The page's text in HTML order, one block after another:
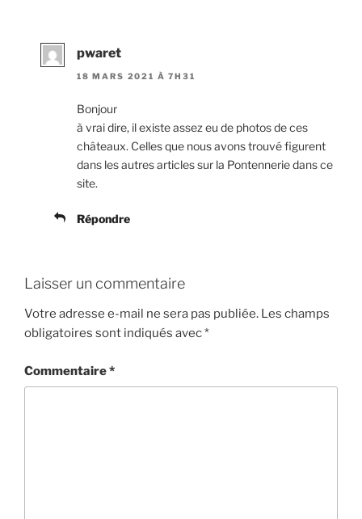
pwaret
18 MARS 2021 À 7H31
Bonjour
à vrai dire, il existe assez eu de photos de ces
châteaux. Celles que nous avons trouvé figurent
dans les autres articles sur la Pontennerie dans ce
site.
Répondre
Laisser un commentaire
Votre adresse e-mail ne sera pas publiée. Les champs
obligatoires sont indiqués avec*
Commentaire*